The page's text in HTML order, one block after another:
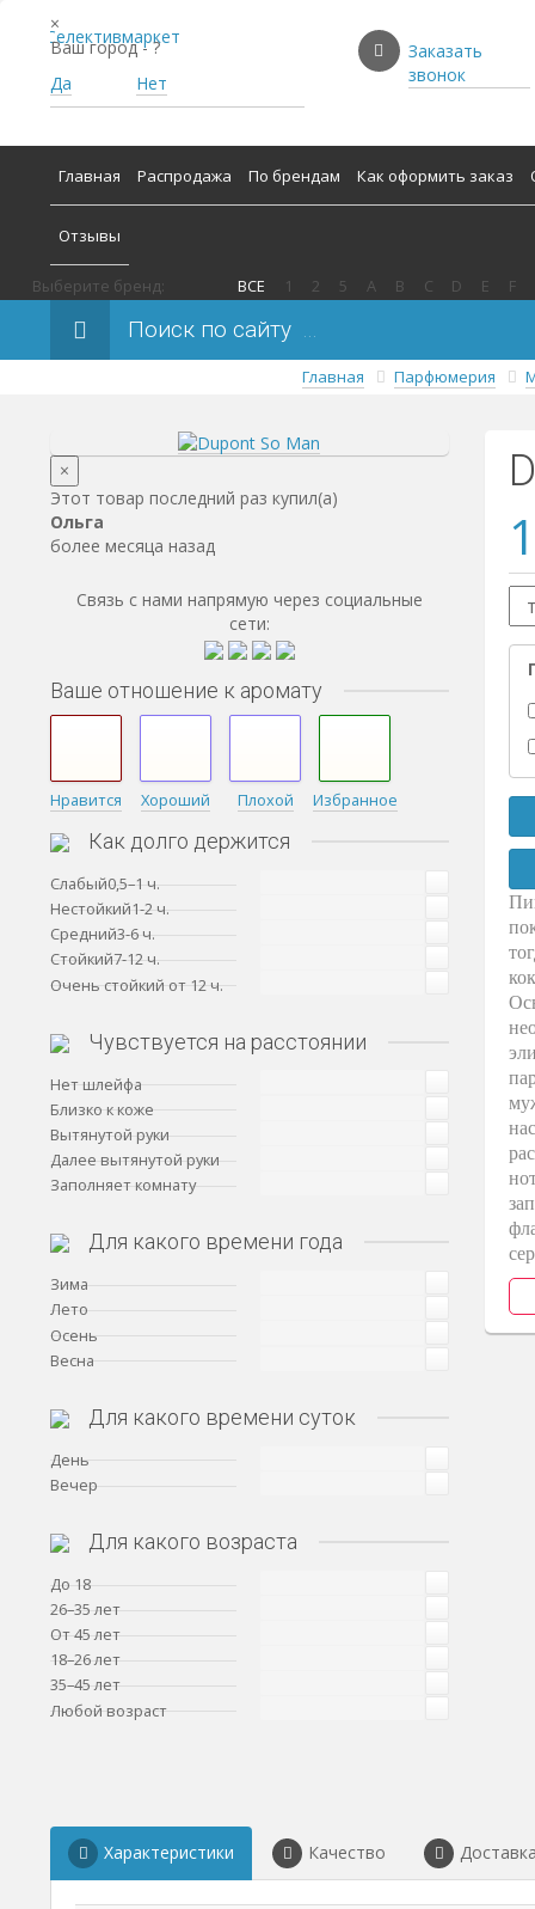
×
Ваш город -?
Да
Нет
Заказать
звонок
Главная Распродажа По брендам Как оформить заказ
Отзывы
Выберите бренд: ВСЕ 1 2 5 A B C D E F
Поиск по сайту
Главная Парфюмерия
×
Этот товар последний раз купил(a)
Ольга
более месяца назад
Связь с нами напрямую через социальные
сети:
Ваше отношение к аромату
Нравится Хороший Плохой Избранное
Как долго держится
Слабый0,5–1 ч.
Нестойкий1-2 ч.
Средний3-6 ч.
Стойкий7-12 ч.
Очень стойкий от 12 ч.
Чувствуется на расстоянии
Нет шлейфа
Близко к коже
Вытянутой руки
Далее вытянутой руки
Заполняет комнату
Для какого времени года
Зима
Лето
Осень
Весна
Для какого времени суток
День
Вечер
Для какого возраста
До 18
26–35 лет
От 45 лет
18–26 лет
35–45 лет
Любой возраст
Характеристики Качество